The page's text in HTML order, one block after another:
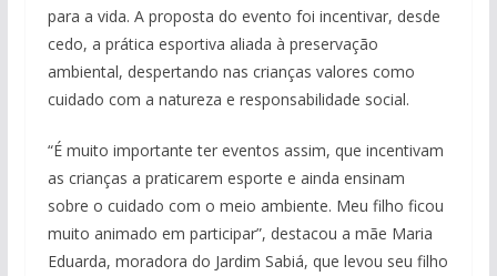
para a vida. A proposta do evento foi incentivar, desde
cedo, a prática esportiva aliada à preservação
ambiental, despertando nas crianças valores como
cuidado com a natureza e responsabilidade social.
“É muito importante ter eventos assim, que incentivam
as crianças a praticarem esporte e ainda ensinam
sobre o cuidado com o meio ambiente. Meu filho ficou
muito animado em participar”, destacou a mãe Maria
Eduarda, moradora do Jardim Sabiá, que levou seu filho